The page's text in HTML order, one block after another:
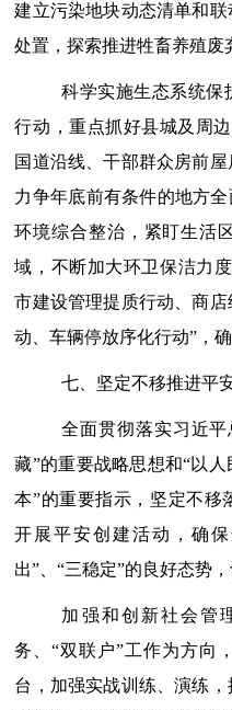
建立污染地块动态清单和
处置，探索推进牲畜养殖废
科学实施生态系统保
行动，重点抓好县城及周
国道沿线、干部群众房前
力争年底前有条件的地方全
环境综合整治，紧盯生活
域，不断加大环卫保洁力度
市建设管理提质行动、商
动、车辆停放序化行动”，
七、坚定不移推进平
全面贯彻落实习近平
藏”的重要战略思想和“以
本”的重要指示，坚定不移
开展平安创建活动，确
出”、“三稳定”的良好态势
加强和创新社会管
务、“双联户”工作为方向
台，加强实战训练、演练